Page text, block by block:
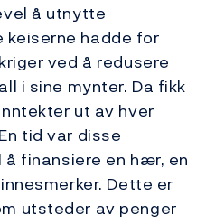
å utnytte
keiserne hadde for
ved å redusere
i sine mynter. Da fikk
ut av hver
tid var disse
finansiere en hær, en
Dette er
utsteder av penger